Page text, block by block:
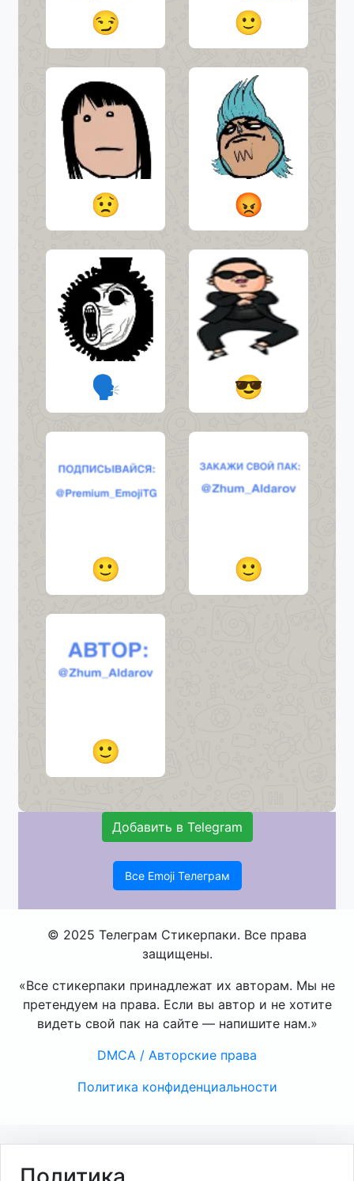
😏 🙂
😟 😡
🗣 😎
🙂 🙂
🙂
Добавить в Telegram
Все Emoji Телеграм
© 2025 Телеграм Стикерпаки. Все права
защищены.
«Все стикерпаки принадлежат их авторам. Мы не
претендуем на права. Если вы автор и не хотите
видеть свой пак на сайте — напишите нам.»
DMCA / Авторские права
Политика конфиденциальности